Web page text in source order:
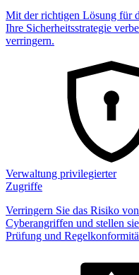
Mit der richtigen Lösung für
Ihre Sicherheitsstrategie
verringern.
Verwaltung privilegierter
Zugriffe
Verringern Sie das Risiko
Cyberangriffen und stellen
Prüfung und